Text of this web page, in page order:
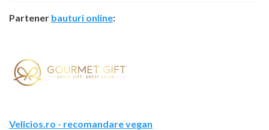
Partener bauturi online:
Velicios.ro - recomandare vegan